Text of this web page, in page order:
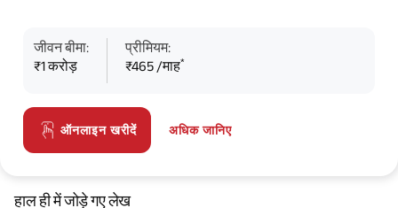
जीवन बीमा:
₹1 करोड़
प्रीमियम:
₹465 /माह*
ऑनलाइन खरीदें अधिक जानिए
हाल ही में जोड़े गए लेख